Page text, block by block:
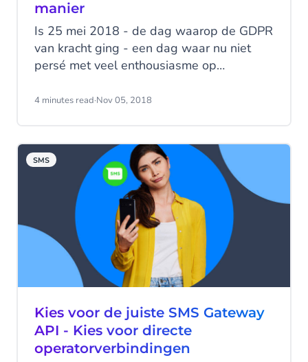
manier
Is 25 mei 2018 - de dag waarop de GDPR
van kracht ging - een dag waar nu niet
persé met veel enthousiasme op
altijd dat het lastig is om GDPR compliant
gids zul je zien dat het eigenlijk vrij
eenvoudig is om GDPR compliant te zijn.
4 minutes read·Nov 05, 2018
SMS
Kies voor de juiste SMS Gateway
API - Kies voor directe
operatorverbindingen